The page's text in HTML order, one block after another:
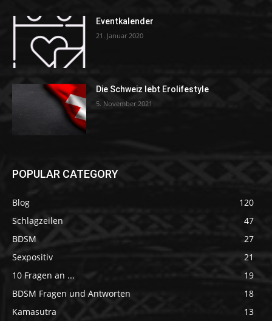
Eventkalender
21. Januar 2020
Die Schweiz lebt Erolifestyle
5. November 2021
POPULAR CATEGORY
Blog
120
Schlagzeilen
47
BDSM
27
Sexpositiv
21
10 Fragen an ...
19
BDSM Fragen und Antworten
18
Kamasutra
13